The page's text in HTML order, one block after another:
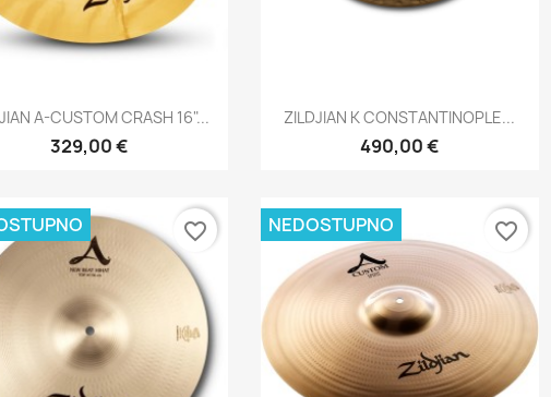
Brzi pregled
A-CUSTOM CRASH 16"...
329,00 €
Brzi pregled
ZILDJIAN K CONSTANTINOPLE...
490,00 €
favorite_border NEDOSTUPNO favorite_border